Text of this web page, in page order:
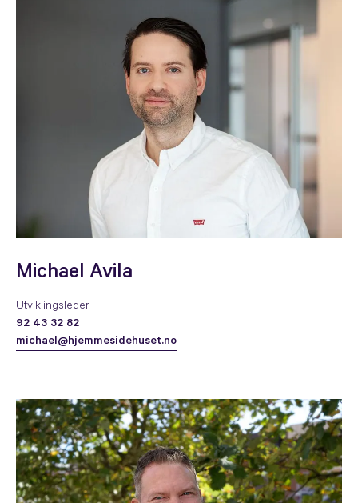
Michael Avila
Utviklingsleder
92 43 32 82
michael@hjemmesidehuset.no